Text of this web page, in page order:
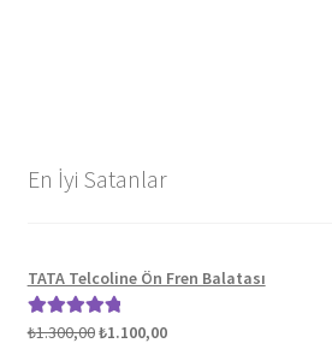
En İyi Satanlar
TATA Telcoline Ön Fren Balatası
5 üzerinden
₺1.300,00Orijinal
₺1.100,00Şu